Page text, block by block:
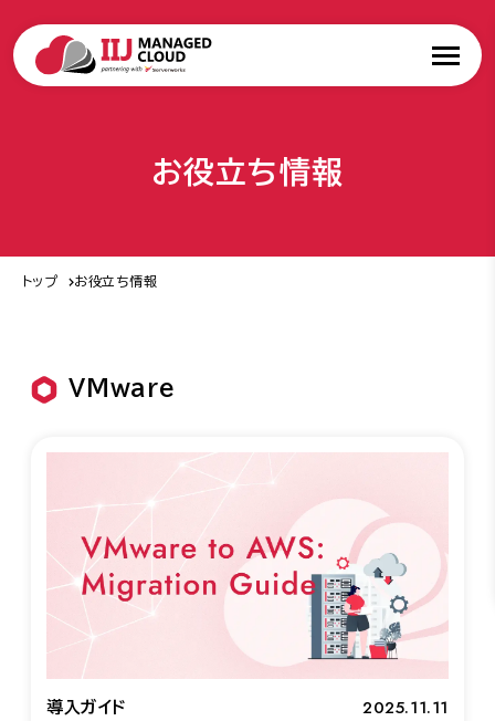
お役立ち情報
トップ お役立ち情報
VMware
導入ガイド 2025.11.11